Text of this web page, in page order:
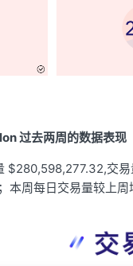
过去两周的数据表现
$280,598,277.32,交
周每日交易量较上周